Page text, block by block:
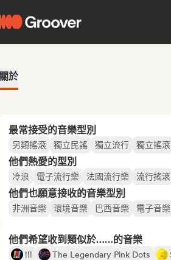
關於
最常接受的音樂型別
另類搖滾 獨立民謠 獨立流行 獨立搖滾
他們熱愛的型別
冷浪 電子流行樂 法國流行樂 流行搖滾
他們也願意接收的音樂型別
非洲音樂 環境音樂 巴西音樂 電子音樂
他們希望收到類似於……的音樂
!!! The Legendary Pink Dots